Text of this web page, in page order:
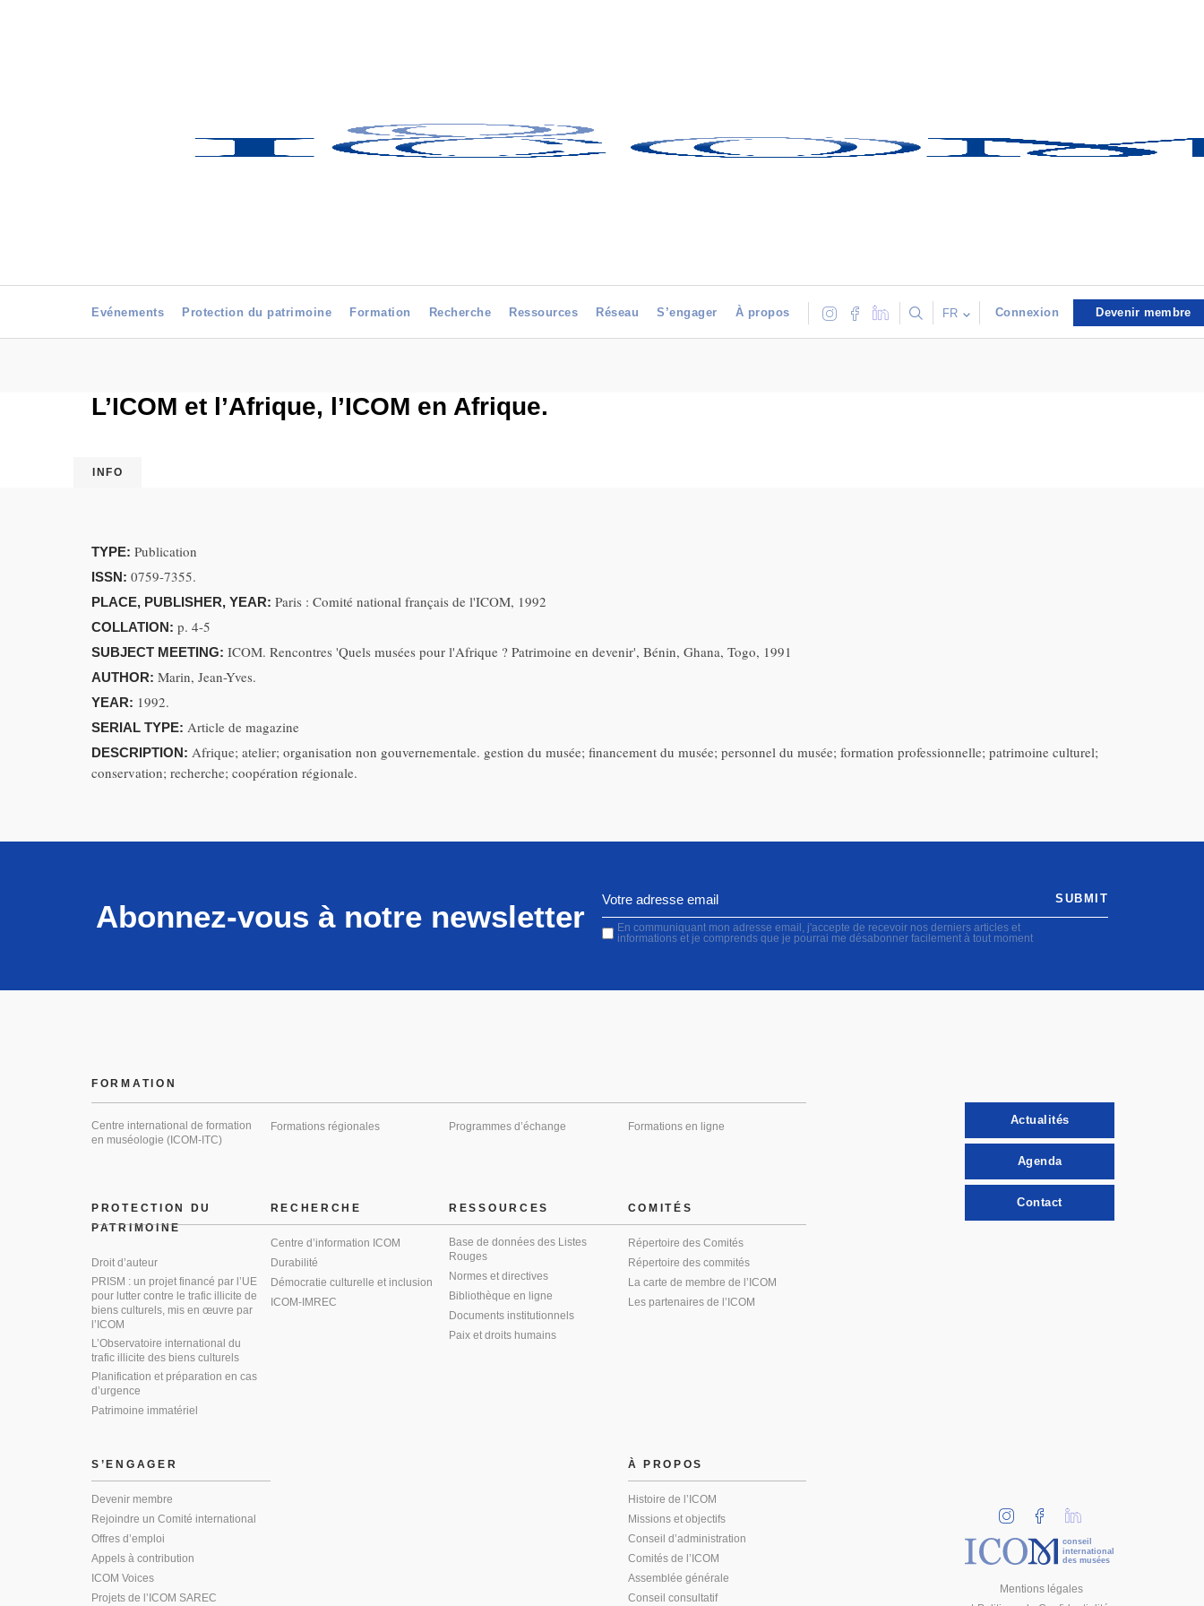
Evénements Protection du patrimoine Formation Recherche Ressources Réseau S’engager À propos FR Connexion Devenir membre
L’ICOM et l’Afrique, l’ICOM en Afrique.
INFO
TYPE: Publication
ISSN: 0759-7355.
PLACE, PUBLISHER, YEAR: Paris : Comité national français de l'ICOM, 1992
COLLATION: p. 4-5
SUBJECT MEETING: ICOM. Rencontres 'Quels musées pour l'Afrique ? Patrimoine en devenir', Bénin, Ghana, Togo, 1991
AUTHOR: Marin, Jean-Yves.
YEAR: 1992.
SERIAL TYPE: Article de magazine
DESCRIPTION: Afrique; atelier; organisation non gouvernementale. gestion du musée; financement du musée; personnel du musée; formation professionnelle; patrimoine culturel;
conservation; recherche; coopération régionale.
Abonnez-vous à notre newsletter
En communiquant mon adresse email, j'accepte de recevoir nos derniers articles et
informations et je comprends que je pourrai me désabonner facilement à tout moment
SUBMIT
PROTECTION DU
PATRIMOINE
Droit d’auteur
PRISM : un projet financé par l’UE
pour lutter contre le trafic illicite de
biens culturels, mis en œuvre par
l’ICOM
L’Observatoire international du
trafic illicite des biens culturels
Planification et préparation en cas
d’urgence
Patrimoine immatériel
FORMATION
Centre international de formation
en muséologie (ICOM-ITC)
Formations régionales Programmes d’échange Formations en ligne
RECHERCHE
Centre d’information ICOM
Durabilité
Démocratie culturelle et inclusion
ICOM-IMREC
RESSOURCES
Base de données des Listes
Rouges
Normes et directives
Bibliothèque en ligne
Documents institutionnels
Paix et droits humains
COMITÉS
Répertoire des Comités
Répertoire des commités
La carte de membre de l’ICOM
Les partenaires de l’ICOM
S’ENGAGER
Devenir membre
Rejoindre un Comité international
Offres d’emploi
Appels à contribution
ICOM Voices
Projets de l’ICOM SAREC
À PROPOS
Histoire de l’ICOM
Missions et objectifs
Conseil d’administration
Comités de l’ICOM
Assemblée générale
Conseil consultatif
Actualités
Agenda
Contact
conseil
international
des musées
Mentions légales